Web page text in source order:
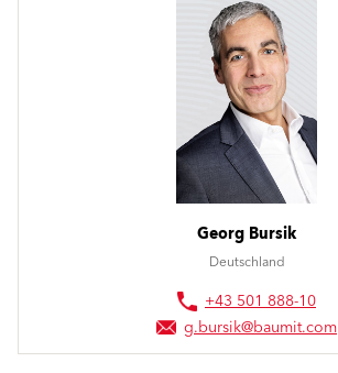
Georg Bursik
Deutschland
+43 501 888-10
g.bursik@baumit.com